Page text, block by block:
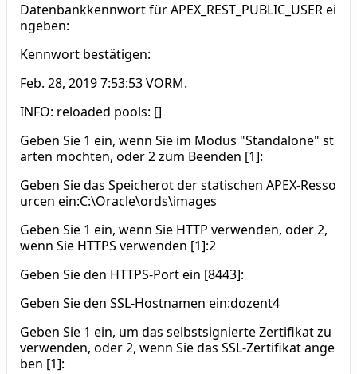
Datenbankkennwort für APEX_REST_PUBLIC_USER ei
ngeben:
Kennwort bestätigen:
Feb. 28, 2019 7:53:53 VORM.
INFO: reloaded pools: []
Geben Sie 1 ein, wenn Sie im Modus "Standalone" st
arten möchten, oder 2 zum Beenden [1]:
Geben Sie das Speicherot der statischen APEX-Resso
urcen ein:C:\Oracle\ords\images
Geben Sie 1 ein, wenn Sie HTTP verwenden, oder 2,
wenn Sie HTTPS verwenden [1]:2
Geben Sie den HTTPS-Port ein [8443]:
Geben Sie den SSL-Hostnamen ein:dozent4
Geben Sie 1 ein, um das selbstsignierte Zertifikat zu
verwenden, oder 2, wenn Sie das SSL-Zertifikat ange
ben [1]: